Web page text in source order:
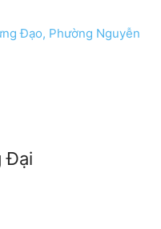
Đạo, Phường Nguyễn
Đại